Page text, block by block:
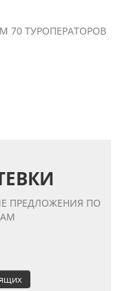
70 ТУРОПЕРАТОРОВ
ПРЕДЛОЖЕНИЯ ПО